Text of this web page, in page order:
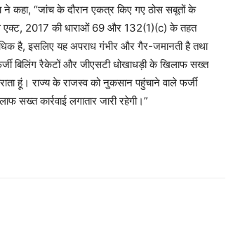
कहा, “जांच के दौरान एकत्र किए गए ठोस सबूतों के
एक्ट, 2017 की धाराओं 69 और 132(1)(c) के तहत
है, इसलिए यह अपराध गंभीर और गैर-जमानती है तथा
बिलिंग रैकेटों और जीएसटी धोखाधड़ी के खिलाफ सख्त
हूं। राज्य के राजस्व को नुकसान पहुंचाने वाले फर्जी
कार्रवाई लगातार जारी रहेगी।”